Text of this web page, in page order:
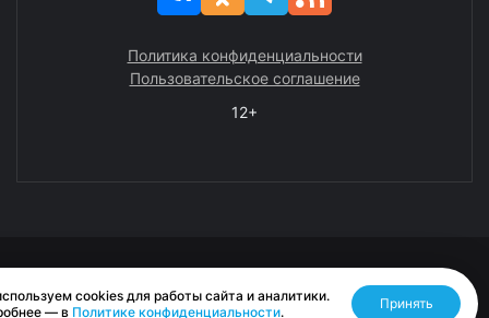
Политика конфиденциальности
Пользовательское соглашение
12+
Разработано RASA
cookies для работы сайта и аналитики.
— в Политике конфиденциальности.
Принять